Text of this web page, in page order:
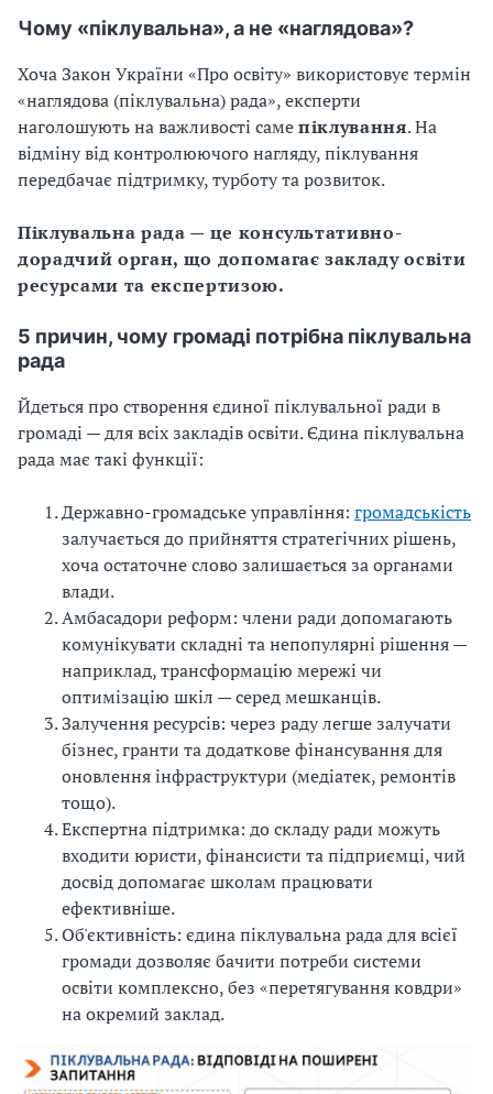
Чому «піклувальна», а не «наглядова»?
Хоча Закон України «Про освіту» використовує термін
«наглядова (піклувальна) рада», експерти
наголошують на важливості самепіклування. На
відміну від контролюючого нагляду, піклування
передбачає підтримку, турботу та розвиток.
Піклувальна рада — це консультативно-
дорадчий орган, що допомагає закладу освіти
ресурсами та експертизою.
5 причин, чому громаді потрібна піклувальна
рада
Йдеться про створення єдиної піклувальної ради в
громаді — для всіх закладів освіти. Єдина піклувальна
рада має такі функції:
Державно-громадське управління: громадськість
залучається до прийняття стратегічних рішень,
хоча остаточне слово залишається за органами
влади.
Амбасадори реформ: члени ради допомагають
комунікувати складні та непопулярні рішення —
наприклад, трансформацію мережі чи
оптимізацію шкіл — серед мешканців.
Залучення ресурсів: через раду легше залучати
бізнес, гранти та додаткове фінансування для
оновлення інфраструктури (медіатек, ремонтів
тощо).
Експертна підтримка: до складу ради можуть
входити юристи, фінансисти та підприємці, чий
досвід допомагає школам працювати
ефективніше.
Об'єктивність: єдина піклувальна рада для всієї
громади дозволяє бачити потреби системи
освіти комплексно, без «перетягування ковдри»
на окремий заклад.